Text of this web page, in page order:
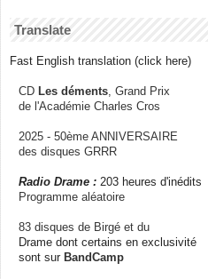
Translate
Fast English translation (click here)
CD Les déments , Grand Prix
de l'Académie Charles Cros
2025 - 50ème ANNIVERSAIRE
des disques GRRR
Radio Drame : 203 heures d'inédits
Programme aléatoire
83 disques de Birgé et du
Drame dont certains en exclusivité
sont sur BandCamp